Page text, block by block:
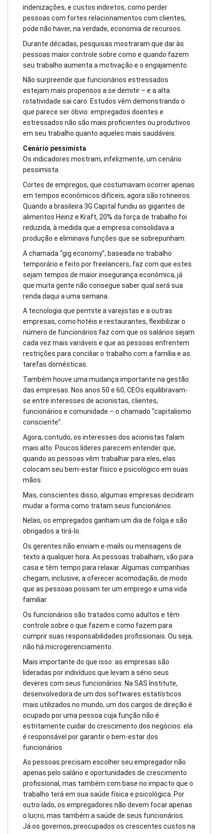
indenizações, e custos indiretos, como perder
pessoas com fortes relacionamentos com clientes,
pode não haver, na verdade, economia de recursos.
Durante décadas, pesquisas mostraram que dar às
pessoas maior controle sobre como e quando fazem
seu trabalho aumenta a motivação e o engajamento.
Não surpreende que funcionários estressados
estejam mais propensos a se demitir – e a alta
rotatividade sai caro. Estudos vêm demonstrando o
que parece ser óbvio: empregados doentes e
estressados não são mais proficientes ou produtivos
em seu trabalho quanto aqueles mais saudáveis.
Cenário pessimista
Os indicadores mostram, infelizmente, um cenário
pessimista.
Cortes de empregos, que costumavam ocorrer apenas
em tempos econômicos difíceis, agora são rotineiros.
Quando a brasileira 3G Capital fundiu as gigantes de
alimentos Heinz e Kraft, 20% da força de trabalho foi
reduzida, à medida que a empresa consolidava a
produção e eliminava funções que se sobrepunham.
A chamada “gig economy”, baseada no trabalho
temporário e feito por freelancers, faz com que estes
sejam tempos de maior insegurança econômica, já
que muita gente não consegue saber qual será sua
renda daqui a uma semana.
A tecnologia que permite a varejistas e a outras
empresas, como hotéis e restaurantes, flexibilizar o
número de funcionários faz com que os salários sejam
cada vez mais variáveis e que as pessoas enfrentem
restrições para conciliar o trabalho com a família e as
tarefas domésticas.
Também houve uma mudança importante na gestão
das empresas. Nos anos 50 e 60, CEOs equilibravam-
se entre interesses de acionistas, clientes,
funcionários e comunidade – o chamado “capitalismo
consciente”.
Agora, contudo, os interesses dos acionistas falam
mais alto. Poucos líderes parecem entender que,
quando as pessoas vêm trabalhar para eles, elas
colocam seu bem-estar físico e psicológico em suas
mãos.
Mas, conscientes disso, algumas empresas decidiram
mudar a forma como tratam seus funcionários.
Nelas, os empregados ganham um dia de folga e são
obrigados a tirá-lo.
Os gerentes não enviam e-mails ou mensagens de
texto a qualquer hora. As pessoas trabalham, vão para
casa e têm tempo para relaxar. Algumas companhias
chegam, inclusive, a oferecer acomodação, de modo
que as pessoas possam ter um emprego e uma vida
familiar.
Os funcionários são tratados como adultos e têm
controle sobre o que fazem e como fazem para
cumprir suas responsabilidades profissionais. Ou seja,
não há microgerenciamento.
Mais importante do que isso: as empresas são
lideradas por indivíduos que levam a sério seus
deveres com seus funcionários. Na SAS Institute,
desenvolvedora de um dos softwares estatísticos
mais utilizados no mundo, um dos cargos de direção é
ocupado por uma pessoa cuja função não é
estritamente cuidar do crescimento dos negócios: ela
é responsável por garantir o bem-estar dos
funcionários.
As pessoas precisam escolher seu empregador não
apenas pelo salário e oportunidades de crescimento
profissional, mas também com base no impacto que o
trabalho terá em sua saúde física e psicológica. Por
outro lado, os empregadores não devem focar apenas
o lucro, mas também a saúde de seus funcionários.
Já os governos, preocupados os crescentes custos na